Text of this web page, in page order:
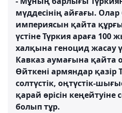
мүддесінің айғағы. Олар
империясын қайта
үстіне Түркия араға 100
халқына геноцид жасау
Кавказ аумағына қайта
Өйткені армяндар қазір
солтүстік, оңтүстік-
қарай өрісін кеңейтуіне
болып тұр.